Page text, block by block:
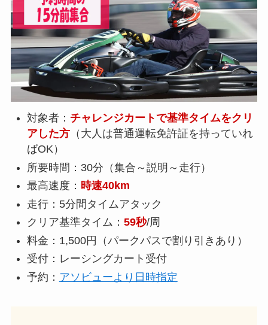
対象者： チャレンジカートで基準タイムをクリ
アした方（大人は普通運転免許証を持っていれ
ばOK）
所要時間：30分（集合～説明～走行）
最高速度： 時速40km
走行：5分間タイムアタック
クリア基準タイム： 59秒/周
料金：1,500円（パークパスで割り引きあり）
受付：レーシングカート受付
予約： アソビューより日時指定